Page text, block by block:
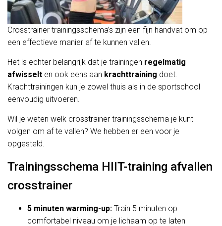
Crosstrainer trainingsschema’s zijn een fijn handvat om op
een effectieve manier af te kunnen vallen.
Het is echter belangrijk dat je trainingen regelmatig
afwisselt en ook eens aan krachttraining doet.
Krachttrainingen kun je zowel thuis als in de sportschool
eenvoudig uitvoeren.
Wil je weten welk crosstrainer trainingsschema je kunt
volgen om af te vallen? We hebben er een voor je
opgesteld.
Trainingsschema HIIT-training afvallen
crosstrainer
5 minuten warming-up: Train 5 minuten op
comfortabel niveau om je lichaam op te laten